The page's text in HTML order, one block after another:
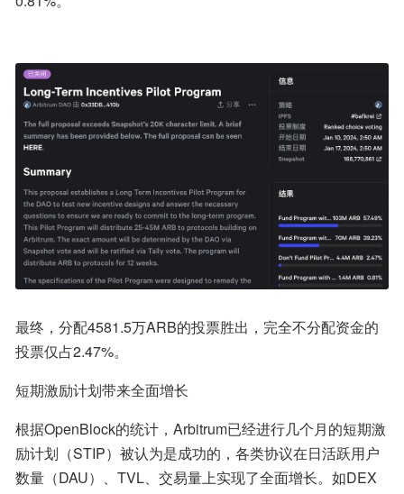
最终，分配4581.5万ARB的投票胜出，完全不分配资金的
投票仅占2.47%。
短期激励计划带来全面增长
根据OpenBlock的统计，Arbitrum已经进行几个月的短期激
励计划（STIP）被认为是成功的，各类协议在日活跃用户
数量（DAU）、TVL、交易量上实现了全面增长。如DEX